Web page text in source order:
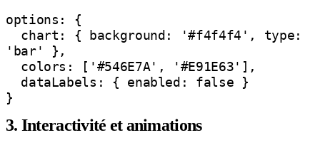
options: {
'bar' },
}
3. Interactivité et animations